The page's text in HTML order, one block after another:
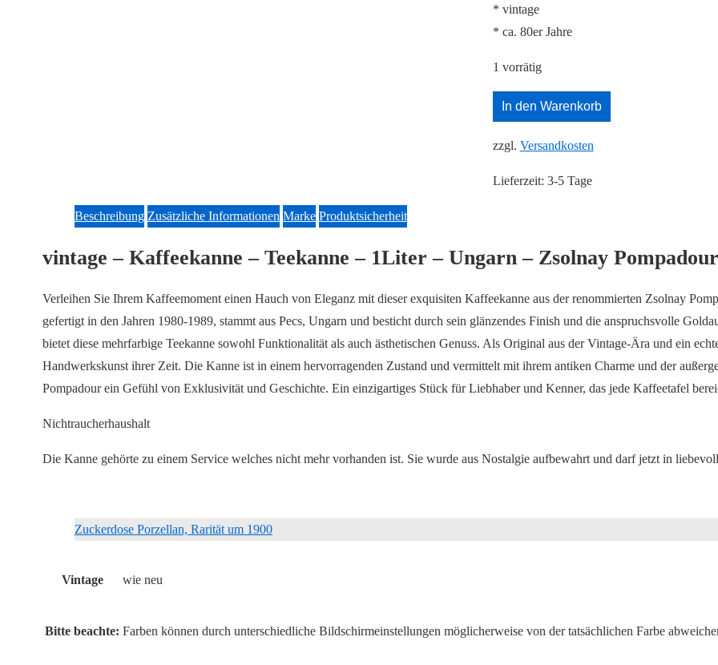
* vintage
* ca. 80er Jahre
1 vorrätig
Kaffeekanne
-
Teekanne
Menge
In den Warenkorb
zzgl. Versandkosten
Lieferzeit: 3-5 Tage
Beschreibung Zusätzliche Informationen Marke Produktsicherheit
vintage – Kaffeekanne – Teekanne – 1Liter – Ungarn – Zsolnay
Verleihen Sie Ihrem Kaffeemoment einen Hauch von Eleganz mit dieser exquisiten Kaffeekanne aus der renommierten Zsolnay
gefertigt in den Jahren 1980-1989, stammt aus Pecs, Ungarn und besticht durch sein glänzendes Finish und die anspruchsvolle
bietet diese mehrfarbige Teekanne sowohl Funktionalität als auch ästhetischen Genuss. Als Original aus der Vintage-Ära und ein
Handwerkskunst ihrer Zeit. Die Kanne ist in einem hervorragenden Zustand und vermittelt mit ihrem antiken Charme und der
Pompadour ein Gefühl von Exklusivität und Geschichte. Ein einzigartiges Stück für Liebhaber und Kenner, das jede Kaffeetafel
Nichtraucherhaushalt
Die Kanne gehörte zu einem Service welches nicht mehr vorhanden ist. Sie wurde aus Nostalgie aufbewahrt und darf jetzt in
Zuckerdose Porzellan, Rarität um 1900
Vintage wie neu
Bitte beachte: Farben können durch unterschiedliche Bildschirmeinstellungen möglicherweise von der tatsächlichen Farbe